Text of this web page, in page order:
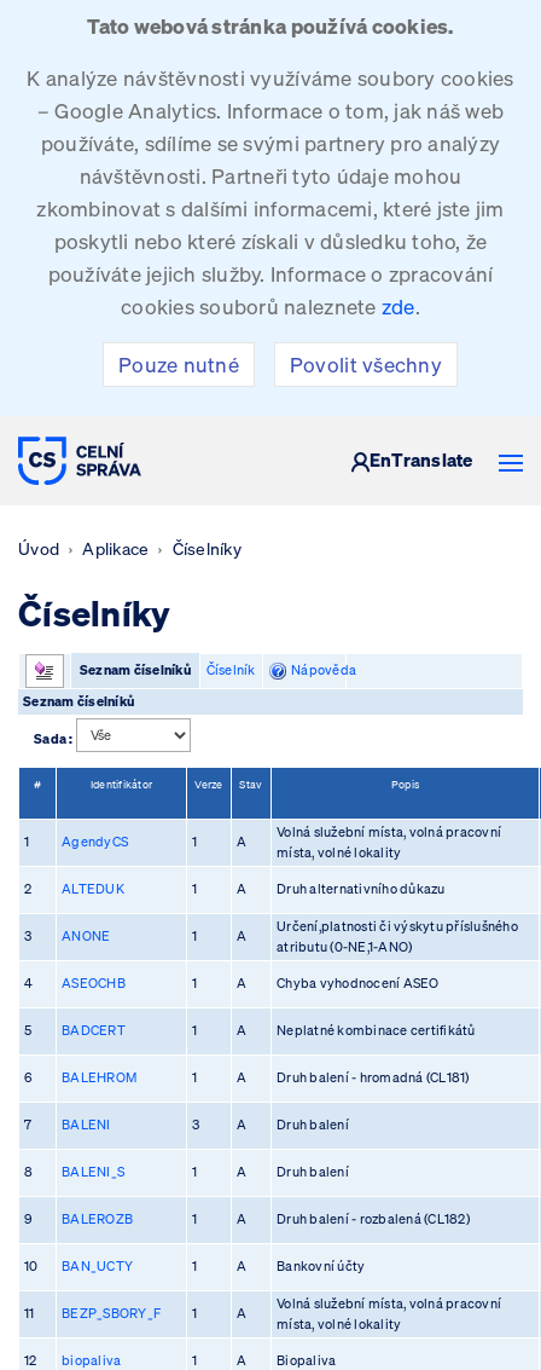
Tato webová stránka používá cookies.
K analýze návštěvnosti využíváme soubory cookies
– Google Analytics. Informace o tom, jak náš web
používáte, sdílíme se svými partnery pro analýzy
návštěvnosti. Partneři tyto údaje mohou
zkombinovat s dalšími informacemi, které jste jim
poskytli nebo které získali v důsledku toho, že
používáte jejich služby. Informace o zpracování
cookies souborů naleznete zde.
Pouze nutné Povolit všechny
CELNÍ SPRÁVA ČESKÉ REPUBLIKY
EnTranslate
Úvod Aplikace Číselníky
Číselníky
Seznam číselníků Číselník
Nápověda
Seznam číselníků
Sada :
# Identifikátor Verze Stav Popis
1 AgendyCS 1 A
Volná služební místa, volná pracovní
místa, volné lokality
2 ALTEDUK 1 A Druh alternativního důkazu
3 ANONE 1 A
Určení,platnosti či výskytu příslušného
atributu (0-NE,1-ANO)
4 ASEOCHB 1 A Chyba vyhodnocení ASEO
5 BADCERT 1 A Neplatné kombinace certifikátů
6 BALEHROM 1 A Druh balení - hromadná (CL181)
7 BALENI 3 A Druh balení
8 BALENI_S 1 A Druh balení
9 BALEROZB 1 A Druh balení - rozbalená (CL182)
10 BAN_UCTY 1 A Bankovní účty
11 BEZP_SBORY_F 1 A
Volná služební místa, volná pracovní
místa, volné lokality
12 biopaliva 1 A Biopaliva